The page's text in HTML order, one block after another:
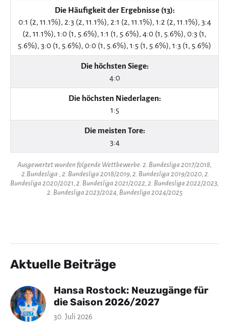
Die Häufigkeit der Ergebnisse (13):
0:1 (2, 11.1%), 2:3 (2, 11.1%), 2:1 (2, 11.1%), 1:2 (2, 11.1%), 3:4
(2, 11.1%), 1:0 (1, 5.6%), 1:1 (1, 5.6%), 4:0 (1, 5.6%), 0:3 (1,
5.6%), 3:0 (1, 5.6%), 0:0 (1, 5.6%), 1:5 (1, 5.6%), 1:3 (1, 5.6%)
Die höchsten Siege:
4:0
Die höchsten Niederlagen:
1:5
Die meisten Tore:
3:4
Ausgewertet wurden folgende Wettbewerbe: 2. Bundesliga 2017/2018,
·2.Bundesliga·, 2. Bundesliga 2018/2019, 2. Bundesliga 2019/2020, 2.
Bundesliga 2020/2021, 2. Bundesliga 2021/2022, 2. Bundesliga 2022/2023,
2. Bundesliga 2023/2024, Bundesliga 2024/2025
Aktuelle Beiträge
Hansa Rostock: Neuzugänge für
die Saison 2026/2027
30. Juli 2026